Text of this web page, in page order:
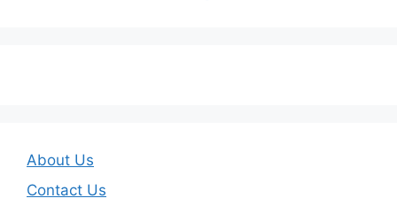
About Us
Contact Us